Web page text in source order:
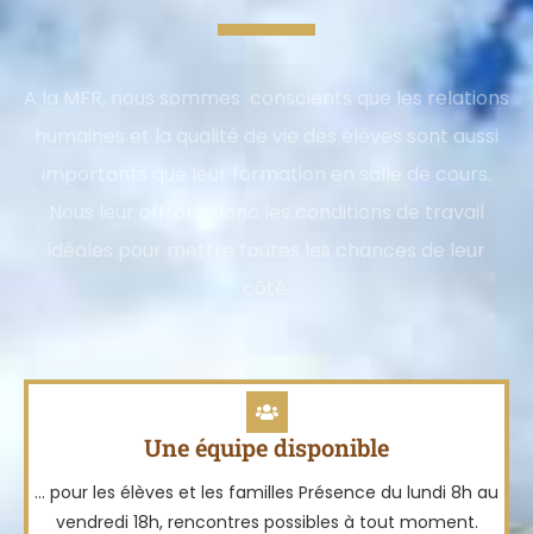
A la MFR, nous sommes conscients que les relations
humaines et la qualité de vie des élèves sont aussi
importants que leur formation en salle de cours.
Nous leur offrons donc les conditions de travail
idéales pour mettre toutes les chances de leur
Une équipe disponible
... pour les élèves et les familles Présence du lundi 8h au
vendredi 18h, rencontres possibles à tout moment.